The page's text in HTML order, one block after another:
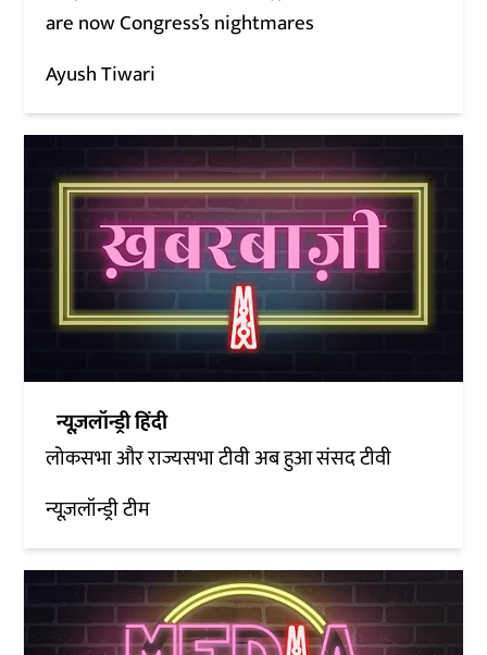
are now Congress’s nightmares
Ayush Tiwari
न्यूज़लॉन्ड्री हिंदी
लोकसभा और राज्यसभा टीवी अब हुआ संसद टीवी
न्यूज़लॉन्ड्री टीम